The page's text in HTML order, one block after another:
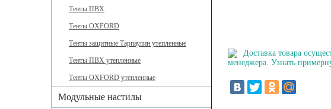
Тенты ПВХ
Тенты OXFORD
Тенты защитные Тарпаулин утепленные
Тенты ПВХ утепленные
Тенты OXFORD утепленные
Модульные настилы
Доставка товара
менеджера. Узнать